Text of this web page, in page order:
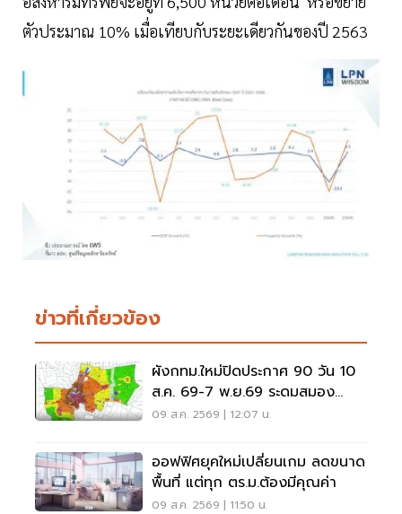
ตัวประมาณ 10% เมื่อเทียบกับระยะเดียวกันของปี 2563
ข่าวที่เกี่ยวข้อง
ผังกทม.ใหม่ปิดประกาศ 90 วัน 10
ส.ค. 69-7 พ.ย.69 ระดมสมอง
ประชาชนแก้ไขอะไรได้บ้าง
09 ส.ค. 2569 | 12:07 น.
ออฟฟิศยุคใหม่เปลี่ยนเกม ลดขนาด
พื้นที่ แต่ทุก ตร.ม.ต้องมีคุณค่า
09 ส.ค. 2569 | 11:50 น.